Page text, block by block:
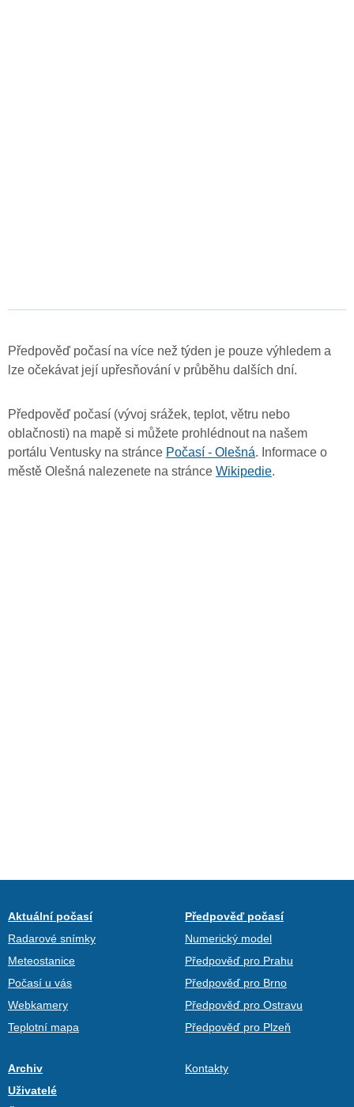
Předpověď počasí na více než týden je pouze výhledem a
lze očekávat její upřesňování v průběhu dalších dní.
Předpověď počasí (vývoj srážek, teplot, větru nebo
oblačnosti) na mapě si můžete prohlédnout na našem
portálu Ventusky na stránce Počasí - Olešná. Informace o
městě Olešná nalezenete na stránce Wikipedie.
Aktuální počasí
Radarové snímky
Meteostanice
Počasí u vás
Webkamery
Teplotní mapa
Předpověď počasí
Numerický model
Předpověď pro Prahu
Předpověď pro Brno
Předpověď pro Ostravu
Předpověď pro Plzeň
Archiv
Uživatelé
Kontakty